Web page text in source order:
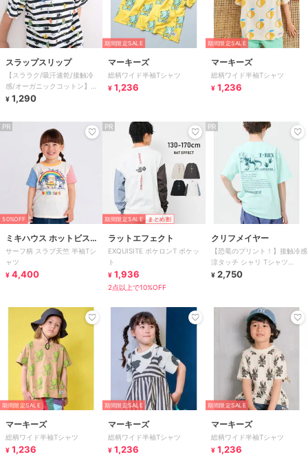
スラップスリップ
【スララク/吸汗速乾/接触冷
感/オーガニックコットン】わ
くわく男の子半袖Tシャツ
¥ 1,290
期間限定SALE
マーキーズ
総柄ワイド半袖Tシャツ
¥ 1,236
期間限定SALE
マーキーズ
総柄ワイド半袖Tシャツ
¥ 1,236
PR
50%OFF
ミキハウス ホットビスケ
ッツ
サーフ柄 スラブ天竺 半袖Tシ
ャツ
¥ 4,400
PR
期間限定SALE まとめ割
ラットエフェクト
EXQUISITE ポケロンT ポケッ
ト
¥ 1,936
2点以上で10%OFF
PR
クリフメイヤー
【恐竜のプリント！】接触冷感
涼タッチ シャリ Tシャツ
120cm～170cm
¥ 2,750
期間限定SALE
マーキーズ
総柄ワイド半袖Tシャツ
¥ 1,236
期間限定SALE
マーキーズ
総柄ワイド半袖Tシャツ
¥ 1,236
期間限定SALE
マーキーズ
総柄ワイド半袖Tシャツ
¥ 1,236